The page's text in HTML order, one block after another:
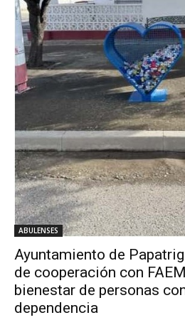
ABULENSES
Ayuntamiento de
de cooperación con
bienestar de personas
dependencia